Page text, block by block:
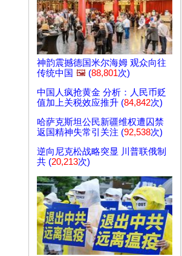
神韵震撼德国米尔海姆 观众向往
传统中国 🖼️ (88,801次)
中国人疯抢黄金 分析：人民币贬
值加上关税效应推升 (84,842次)
哈萨克斯坦公民新疆维权遭囚禁
返国精神失常引关注 (92,538次)
逆向尼克松战略突显 川普联俄制
共 (20,213次)